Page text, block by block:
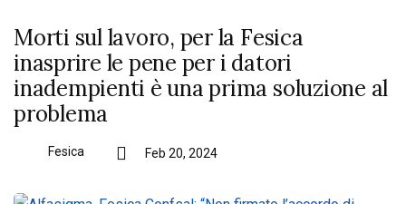
Morti sul lavoro, per la Fesica
inasprire le pene per i datori
inadempienti è una prima soluzione al
problema
Fesica Feb 20, 2024